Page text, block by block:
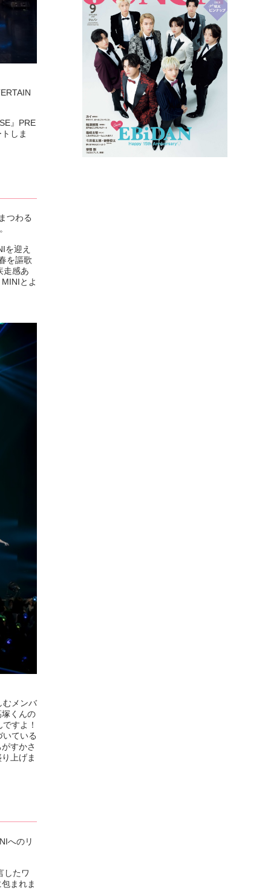
』PRE
しま
つわる
を迎え
を謳歌
走感あ
とよ
むメンバ
くんの
すよ！
ている
すかさ
上げま
へのリ
したワ
まれま